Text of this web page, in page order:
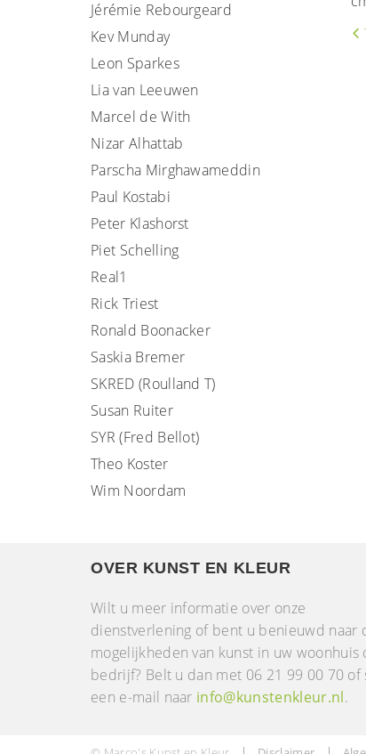
Jérémie Rebourgeard
Kev Munday
Leon Sparkes
Lia van Leeuwen
Marcel de With
Nizar Alhattab
Parscha Mirghawameddin
Paul Kostabi
Peter Klashorst
Piet Schelling
Real1
Rick Triest
Ronald Boonacker
Saskia Bremer
SKRED (Roulland T)
Susan Ruiter
SYR (Fred Bellot)
Theo Koster
Wim Noordam
OVER KUNST EN KLEUR
Wilt u meer informatie over onze
dienstverlening of bent u benieuwd naar
mogelijkheden van kunst in uw woonhuis
bedrijf? Belt u dan met 06 21 99 00 70 of
een e-mail naar info@kunstenkleur.nl.